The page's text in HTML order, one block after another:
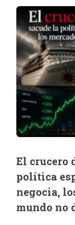
El crucero
política
negocia,
mundo no